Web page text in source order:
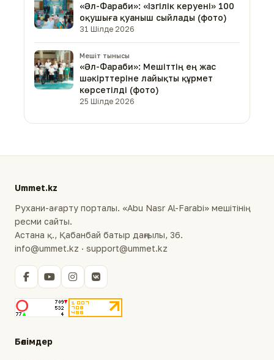
«Әл-Фараби»: «Ізгілік керуені» 100
оқушыға қуаныш сыйлады (фото)
31 Шілде 2026
Мешіт тынысы
«Әл-Фараби»: Мешіттің ең жас
шәкірттеріне лайықты құрмет
көрсетілді (фото)
25 Шілде 2026
Ummet.kz
Рухани-ағарту порталы. «Abu Nasr Al-Farabi» мешітінің
ресми сайты.
Астана қ., Қабанбай батыр даңғылы, 36.
info@ummet.kz · support@ummet.kz
Бөлімдер